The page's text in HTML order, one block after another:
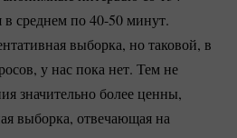
в среднем по40-50 минут.
выборка, но таковой, в
у нас пока нет. Тем не
значительно более ценны,
выборка, отвечающая на